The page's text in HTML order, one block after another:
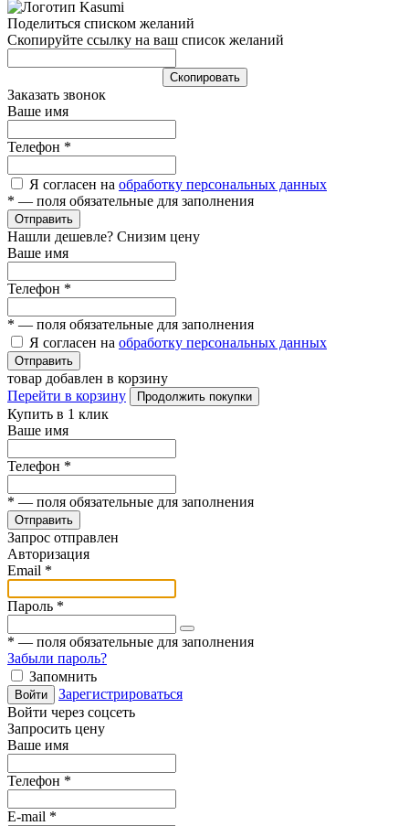
Поделиться списком желаний
Скопируйте ссылку на ваш список желаний
Cкопировать
Заказать звонок
Ваше имя
Телефон *
Я согласен на обработку персональных данных
* — поля обязательные для заполнения
Отправить
Нашли дешевле? Снизим цену
Ваше имя
Телефон *
* — поля обязательные для заполнения
Я согласен на обработку персональных данных
Отправить
товар добавлен в корзину
Перейти в корзину
Продолжить покупки
Купить в 1 клик
Ваше имя
Телефон *
* — поля обязательные для заполнения
Отправить
Запрос отправлен
Авторизация
Email *
Пароль *
* — поля обязательные для заполнения
Забыли пароль?
Запомнить
Войти
Зарегистрироваться
Войти через соцсеть
Запросить цену
Ваше имя
Телефон *
E-mail *